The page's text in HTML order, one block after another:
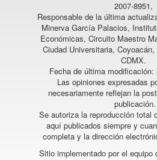
2007-8951,
Responsable de la última
Minerva García Palacios,
Económicas, Circuito Maestro
Ciudad Universitaria,
CDMX.
Fecha de última modificación:
Las opiniones expresadas
necesariamente reflejan la
publicación.
Se autoriza la reproducción total
aquí publicados siempre y
completa y la dirección
Sitio implementado por el equipo